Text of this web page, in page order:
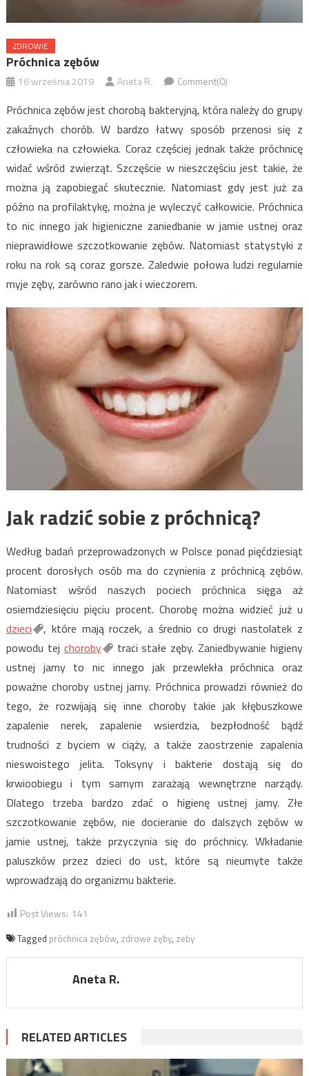
ZDROWIE
Próchnica zębów
16 września 2019 Aneta R. Comment(0)
Próchnica zębów jest chorobą bakteryjną, która należy do grupy
zakaźnych chorób. W bardzo łatwy sposób przenosi się z
człowieka na człowieka. Coraz częściej jednak także próchnicę
widać wśród zwierząt. Szczęście w nieszczęściu jest takie, że
można ją zapobiegać skutecznie. Natomiast gdy jest już za
późno na profilaktykę, można je wyleczyć całkowicie. Próchnica
to nic innego jak higieniczne zaniedbanie w jamie ustnej oraz
nieprawidłowe szczotkowanie zębów. Natomiast statystyki z
roku na rok są coraz gorsze. Zaledwie połowa ludzi regularnie
myje zęby, zarówno rano jak i wieczorem.
Jak radzić sobie z próchnicą?
Według badań przeprowadzonych w Polsce ponad pięćdziesiąt
procent dorosłych osób ma do czynienia z próchnicą zębów.
Natomiast wśród naszych pociech próchnica sięga aż
osiemdziesięciu pięciu procent. Chorobę można widzieć już u
dzieci
, które mają roczek, a średnio co drugi nastolatek z
powodu tej choroby
traci stałe zęby. Zaniedbywanie higieny
ustnej jamy to nic innego jak przewlekła próchnica oraz
poważne choroby ustnej jamy. Próchnica prowadzi również do
tego, że rozwijają się inne choroby takie jak kłębuszkowe
zapalenie nerek, zapalenie wsierdzia, bezpłodność bądź
trudności z byciem w ciąży, a także zaostrzenie zapalenia
nieswoistego jelita. Toksyny i bakterie dostają się do
krwioobiegu i tym samym zarażają wewnętrzne narządy.
Dlatego trzeba bardzo zdać o higienę ustnej jamy. Złe
szczotkowanie zębów, nie docieranie do dalszych zębów w
jamie ustnej, także przyczynia się do próchnicy. Wkładanie
paluszków przez dzieci do ust, które są nieumyte także
wprowadzają do organizmu bakterie.
Post Views: 141
Tagged próchnica zębów, zdrowe zęby, zeby
Aneta R.
RELATED ARTICLES